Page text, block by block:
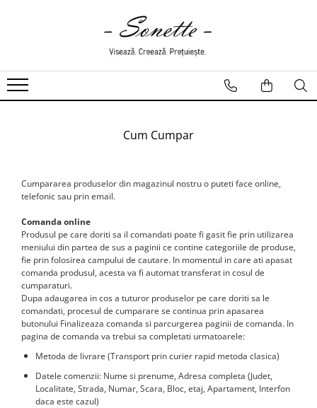
LENJERII DE PAT
LENJERII DE PAT CU PATURA
Cum Cumpar
Cumpararea produselor din magazinul nostru o puteti face online,
telefonic sau prin email.
Comanda online
Produsul pe care doriti sa il comandati poate fi gasit fie prin utilizarea
meniului din partea de sus a paginii ce contine categoriile de produse,
fie prin folosirea campului de cautare. In momentul in care ati apasat
comanda produsul, acesta va fi automat transferat in cosul de
cumparaturi.
Dupa adaugarea in cos a tuturor produselor pe care doriti sa le
comandati, procesul de cumparare se continua prin apasarea
butonului Finalizeaza comanda si parcurgerea paginii de comanda. In
pagina de comanda va trebui sa completati urmatoarele:
Metoda de livrare (Transport prin curier rapid metoda clasica)
Datele comenzii: Nume si prenume, Adresa completa (Judet,
Localitate, Strada, Numar, Scara, Bloc, etaj, Apartament, Interfon
daca este cazul)